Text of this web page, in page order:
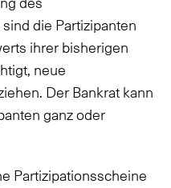
die Partizipanten
ihrer bisherigen
neue
Der Bankrat kann
ganz oder
Partizipationsscheine